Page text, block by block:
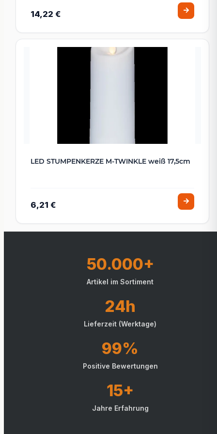
14,22 €
LED STUMPENKERZE M-TWINKLE weiß 17,5cm
6,21 €
50.000+
Artikel im Sortiment
24h
Lieferzeit (Werktage)
99%
Positive Bewertungen
15+
Jahre Erfahrung